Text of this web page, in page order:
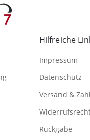
Hilfreiche
Impressum
Datenschutz
Versand &
Rückgabe